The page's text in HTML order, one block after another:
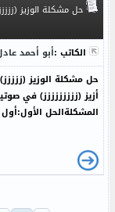
حل مشكلة الوزيز
الكاتب :أبو أحمد
حل مشكلة الوزيز
أزيز (ززززززززز) في
المشكلةالحل